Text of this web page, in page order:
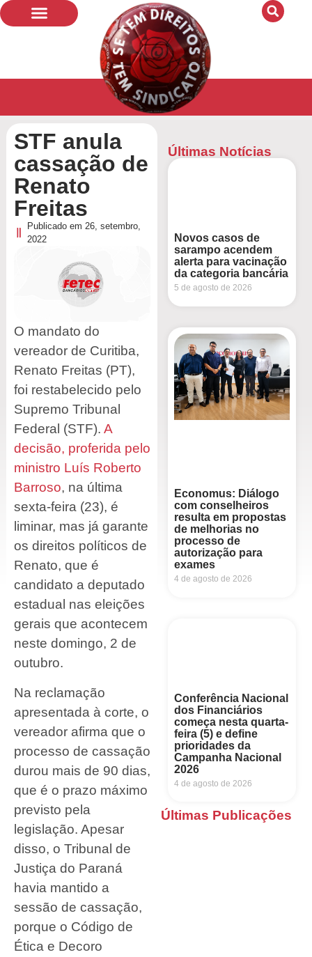
STF anula
cassação de
Renato
Freitas
Publicado em 26, setembro,
2022
O mandato do
vereador de Curitiba,
Renato Freitas (PT),
foi restabelecido pelo
Supremo Tribunal
Federal (STF). A
decisão, proferida pelo
ministro Luís Roberto
Barroso, na última
sexta-feira (23), é
liminar, mas já garante
os direitos políticos de
Renato, que é
candidato a deputado
estadual nas eleições
gerais que acontecem
neste domingo, 2 de
outubro.
Na reclamação
apresentada à corte, o
vereador afirma que o
processo de cassação
durou mais de 90 dias,
que é o prazo máximo
previsto pela
legislação. Apesar
disso, o Tribunal de
Justiça do Paraná
havia mantido a
sessão de cassação,
porque o Código de
Ética e Decoro
Últimas Notícias
Novos casos de
sarampo acendem
alerta para vacinação
da categoria bancária
5 de agosto de 2026
Economus: Diálogo
com conselheiros
resulta em propostas
de melhorias no
processo de
autorização para
exames
4 de agosto de 2026
Conferência Nacional
dos Financiários
começa nesta quarta-
feira (5) e define
prioridades da
Campanha Nacional
2026
4 de agosto de 2026
Últimas Publicações